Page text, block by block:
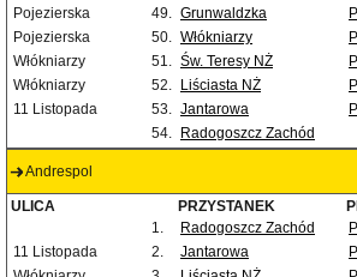
Pojezierska
49. Grunwaldzka
Pojezierska
50. Włókniarzy
Włókniarzy
51. Św. Teresy NŻ
Włókniarzy
52. Liściasta NŻ
11 Listopada
53. Jantarowa
54.
Radogoszcz Zachód
Andrespol
ULICA PRZYSTANEK
1.
Radogoszcz Zachód
11 Listopada
2. Jantarowa